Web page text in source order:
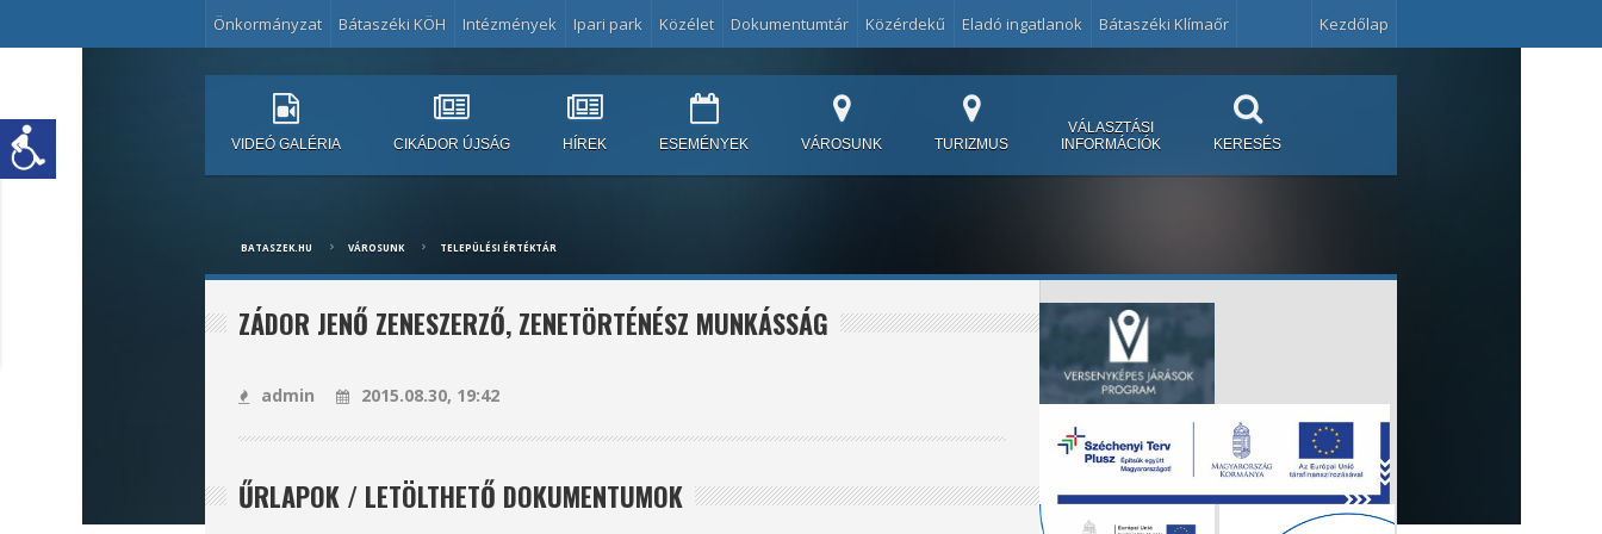
Kezdőlap
Önkormányzat Bátaszéki KÖH Intézmények Ipari park Közélet Dokumentumtár Közérdekű Eladó ingatlanok Bátaszéki Klímaőr
VIDEÓ GALÉRIA CIKÁDOR ÚJSÁG HÍREK ESEMÉNYEK VÁROSUNK TURIZMUS
VÁLASZTÁSI
INFORMÁCIÓK
KERESÉS
BATASZEK.HU VÁROSUNK TELEPÜLÉSI ÉRTÉKTÁR
ZÁDOR JENŐ ZENESZERZŐ, ZENETÖRTÉNÉSZ MUNKÁSSÁG
admin 2015.08.30, 19:42
ŰRLAPOK / LETÖLTHETŐ DOKUMENTUMOK